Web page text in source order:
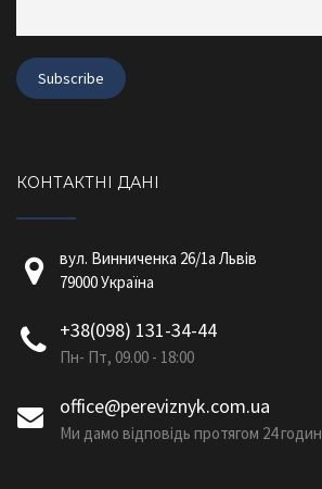
КОНТАКТНІ ДАНІ
вул. Винниченка 26/1a Львів
79000 Україна
+38(098) 131-34-44
Пн- Пт, 09.00 - 18:00
office@pereviznyk.com.ua
Ми дамо відповідь протягом 24 годин